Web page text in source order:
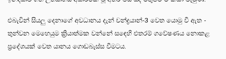
එබැවින් සියලු දෙනාගේ අවධානය දැන් චන්ද්‍රයාන්-3 වෙත යොමු වී ඇත -
තුන්වන මෙහෙයුම ක්‍රියාත්මක වන්නේ සඳෙහි එතරම් ගවේෂණය නොකළ
ප්‍රදේශයක් වෙත යානය ගොඩබැස්ස වීමටය.